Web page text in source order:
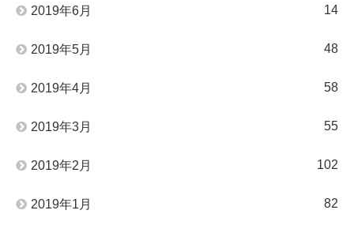
2019年6月 14
2019年5月 48
2019年4月 58
2019年3月 55
2019年2月 102
2019年1月 82